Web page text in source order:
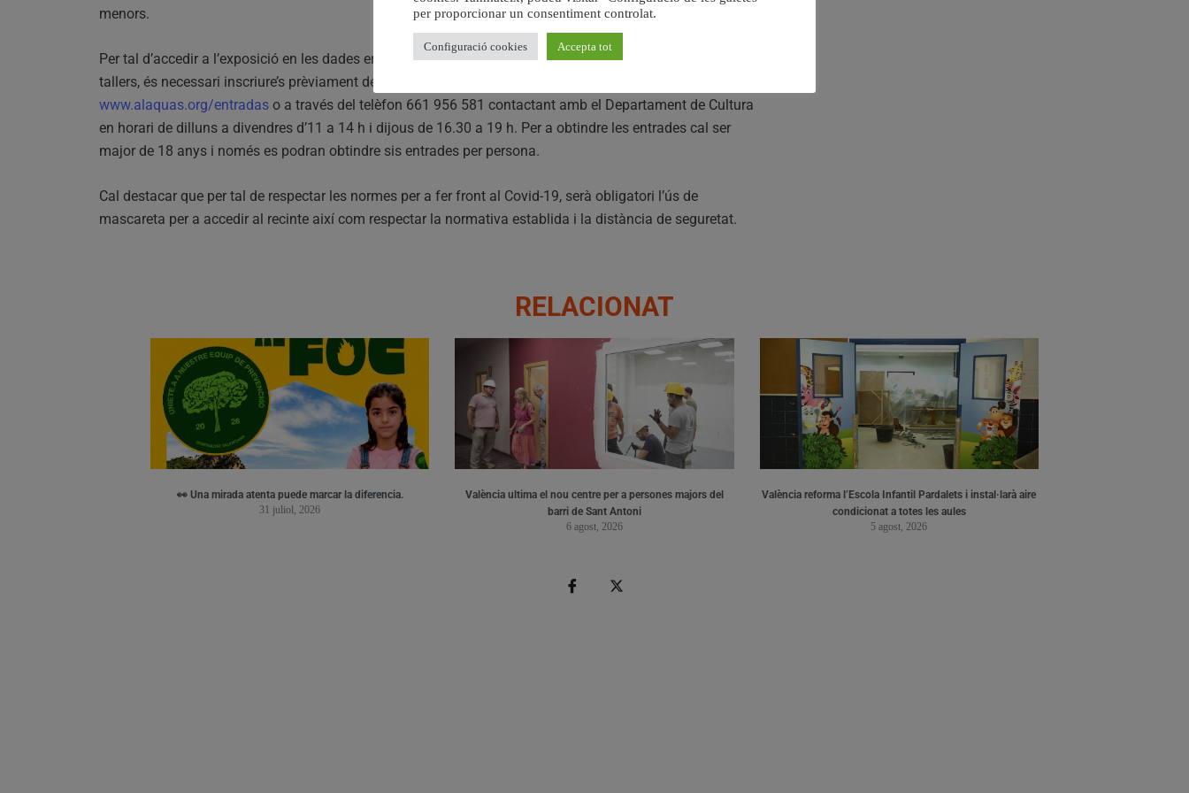
menors.
Per tal d’accedir a l’exposició en les dades en què es necessita reserva així com per a participar en els
tallers, és necessari inscriure’s prèviament de manera en línia a través de l’aplicació
www.alaquas.org/entradas o a través del telèfon 661 956 581 contactant amb el Departament de Cultura
en horari de dilluns a divendres d’11 a 14 h i dijous de 16.30 a 19 h. Per a obtindre les entrades cal ser
major de 18 anys i només es podran obtindre sis entrades per persona.
Cal destacar que per tal de respectar les normes per a fer front al Covid-19, serà obligatori l’ús de
mascareta per a accedir al recinte així com respectar la normativa establida i la distància de seguretat.
RELACIONAT
👀 Una mirada atenta puede marcar la diferencia.
31 juliol, 2026
València ultima el nou centre per a persones majors del
barri de Sant Antoni
6 agost, 2026
València reforma l’Escola Infantil Pardalets i instal·larà aire
condicionat a totes les aules
5 agost, 2026
per proporcionar un consentiment controlat.
Configuració cookies Accepta tot